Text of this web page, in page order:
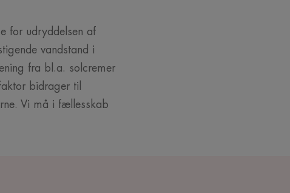
for udryddelsen af
vandstand i
fra bl.a. solcremer
bidrager til
Vi må i fællesskab